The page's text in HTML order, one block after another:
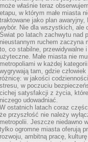
może właśnie teraz
etapu, w którym małe miasta
traktowane jako plan
wybór. Nie dla wszystkich, ale
Świat po latach zachwytu nad
nieustannym ruchem zaczyna
to, co stabilne, przewidywalne
użyteczne. Małe miasta nie
metropoliami w każdej
wygrywają tam, gdzie
różnicę: w jakości
stresu, w poczuciu
cichej satysfakcji z życia,
niczego udowadniać.
W ostatnich latach coraz
że przyszłość nie należy
metropolii. Jeszcze niedawno
tylko ogromne miasta oferują
rozwoju, ambitną pracę,